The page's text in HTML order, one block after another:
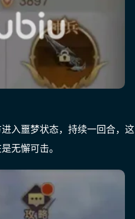
入噩梦状态，持续一回合，这
无懈可击。